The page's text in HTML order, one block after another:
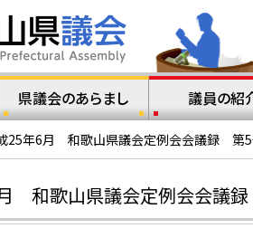
県議会のあらまし 議員の紹
25年6月 和歌山県議会定例会会議録 第5
和歌山県議会定例会会議録